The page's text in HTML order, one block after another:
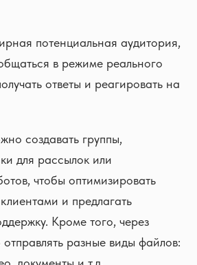
потенциальная аудитория,
в режиме реального
ответы и реагировать на
создавать группы,
для рассылок или
чтобы оптимизировать
и предлагать
Кроме того, через
разные виды файлов: